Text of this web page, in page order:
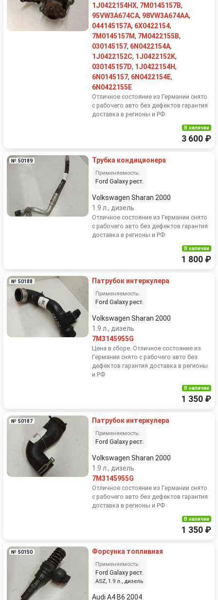
1J0422154HX, 7M0145157B,
95VW3A674CA, 98VW3A674AA,
044145157A, 6X0422154,
7M0145157M, 7M0422155B,
030145157, 6N0422154A,
1J0422152C, 1J0422152K,
030145157D, 1J0422154H,
6N0145157, 6N0422154E,
6N0422155E
Отличное состояние из Германии снято
с рабочего авто без дефектов гарантия
доставка в регионы и РФ
В наличии
3 600 ₽
№ 50189 Трубка кондиционера
Применяемость:
Ford Galaxy рест.
Volkswagen Sharan 2000
1.9 л., дизель
Отличное состояние из Германии снято
с рабочего авто без дефектов гарантия
доставка в регионы и РФ
В наличии
1 800 ₽
№ 50188 Патрубок интеркулера
Применяемость:
Ford Galaxy рест.
Volkswagen Sharan 2000
1.9 л., дизель
7M3145955G
Цена в сборе. Отличное состояние из
Германии снято с рабочего авто без
дефектов гарантия доставка в регионы
и РФ
В наличии
1 350 ₽
№ 50187 Патрубок интеркулера
Применяемость:
Ford Galaxy рест.
Volkswagen Sharan 2000
1.9 л., дизель
7M3145955G
Отличное состояние из Германии снято
с рабочего авто без дефектов гарантия
доставка в регионы и РФ
В наличии
1 350 ₽
№ 50150 Форсунка топливная
Применяемость:
Ford Galaxy рест.
ASZ, 1.9 л., дизель
Audi A4 B6 2004